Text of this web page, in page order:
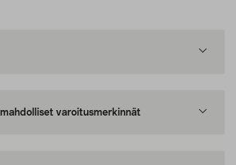
varoitusmerkinnät